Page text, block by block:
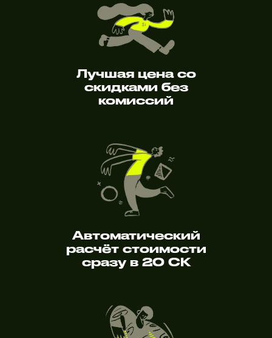
Лучшая цена со
скидками без
комиссий
Автоматический
расчёт стоимости
сразу в 20 СК